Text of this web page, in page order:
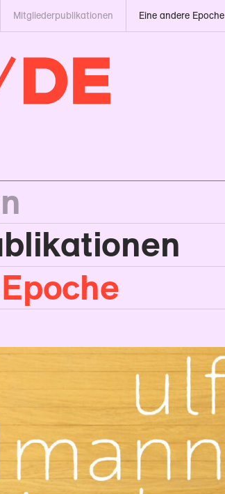
Mitglieder­publikationen Eine andere Epoche